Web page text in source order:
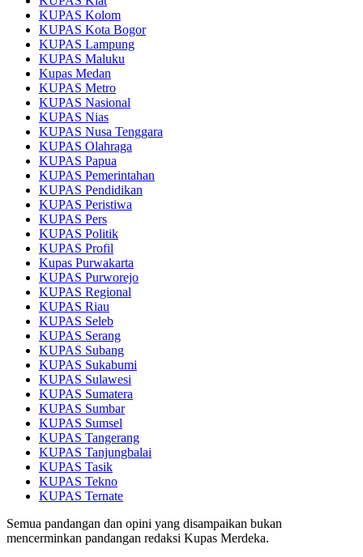
KUPAS Kolom
KUPAS Kota Bogor
KUPAS Lampung
KUPAS Maluku
Kupas Medan
KUPAS Metro
KUPAS Nasional
KUPAS Nias
KUPAS Nusa Tenggara
KUPAS Olahraga
KUPAS Papua
KUPAS Pemerintahan
KUPAS Pendidikan
KUPAS Peristiwa
KUPAS Pers
KUPAS Politik
KUPAS Profil
Kupas Purwakarta
KUPAS Purworejo
KUPAS Regional
KUPAS Riau
KUPAS Seleb
KUPAS Serang
KUPAS Subang
KUPAS Sukabumi
KUPAS Sulawesi
KUPAS Sumatera
KUPAS Sumbar
KUPAS Sumsel
KUPAS Tangerang
KUPAS Tanjungbalai
KUPAS Tasik
KUPAS Tekno
KUPAS Ternate
Semua pandangan dan opini yang disampaikan bukan
mencerminkan pandangan redaksi Kupas Merdeka.